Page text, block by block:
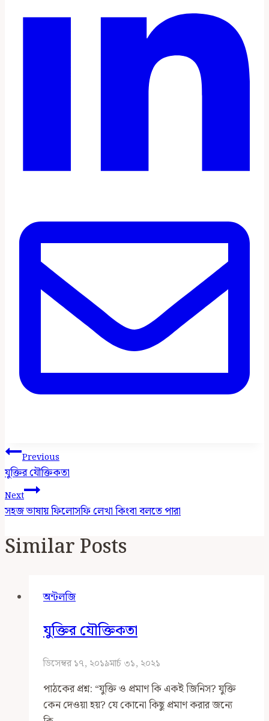
Post
Navigation
Previous
যুক্তির যৌক্তিকতা
Next
সহজ ভাষায় ফিলোসফি লেখা কিংবা বলতে পারা
Similar Posts
অন্টলজি
যুক্তির যৌক্তিকতা
ডিসেম্বর ১৭, ২০১৯মার্চ ৩১, ২০২১
পাঠকের প্রশ্ন: “যুক্তি ও প্রমাণ কি একই জিনিস? যুক্তি
কেন দেওয়া হয়? যে কোনো কিছু প্রমাণ করার জন্যে